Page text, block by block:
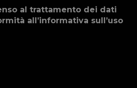
al trattamento dei dati
all’informativa sull’uso